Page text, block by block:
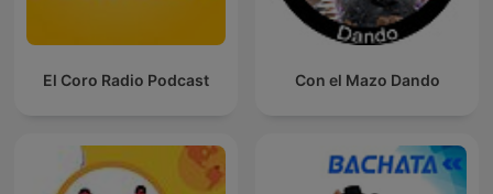
El Coro Radio Podcast Con el Mazo Dando